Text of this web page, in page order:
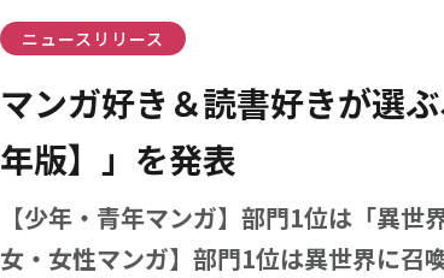
ニュースリリース
マンガ好き＆読書好きが選
年版】」を発表
【少年・青年マンガ】部門1位は「異
女・女性マンガ】部門1位は異世界に召